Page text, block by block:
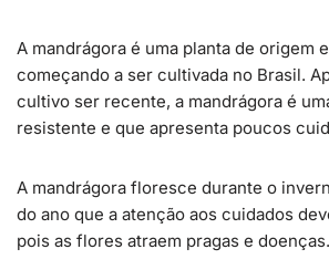
A mandrágora é uma planta de origem
começando a ser cultivada no Brasil.
cultivo ser recente, a mandrágora é
resistente e que apresenta poucos
A mandrágora floresce durante o
do ano que a atenção aos cuidados
pois as flores atraem pragas e doenças.